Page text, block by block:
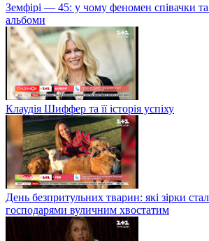
Земфірі — 45: у чому феномен співачки та
альбоми
Клаудія Шиффер та її історія успіху
День безпритульних тварин: які зірки
господарями вуличним хвостатим